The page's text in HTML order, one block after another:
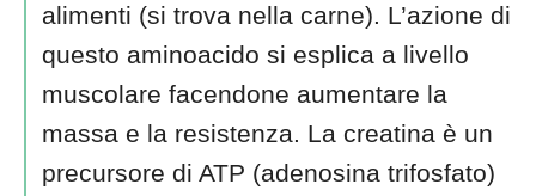
alimenti (si trova nella carne). L’azione di
questo aminoacido si esplica a livello
muscolare facendone aumentare la
massa e la resistenza. La creatina è un
precursore di ATP (adenosina trifosfato)